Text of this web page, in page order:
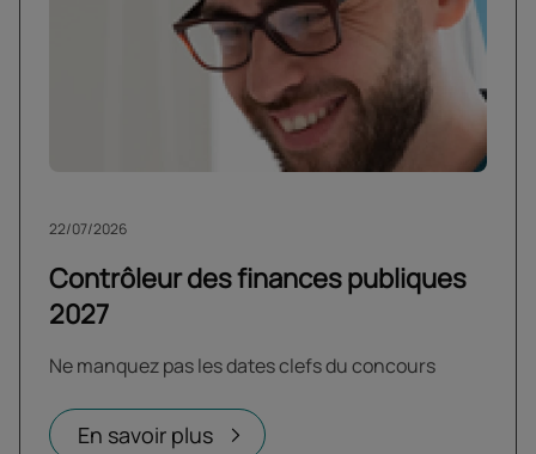
Contrôleur des finances publiques
2027
22/07/2026
Ne manquez pas les dates clefs du concours
En savoir plus